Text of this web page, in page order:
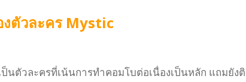
ตัวละคร Mystic
นตัวละครที่เน้นการทำคอมโบต่อเนื่องเป็นหลัก แถมยัง